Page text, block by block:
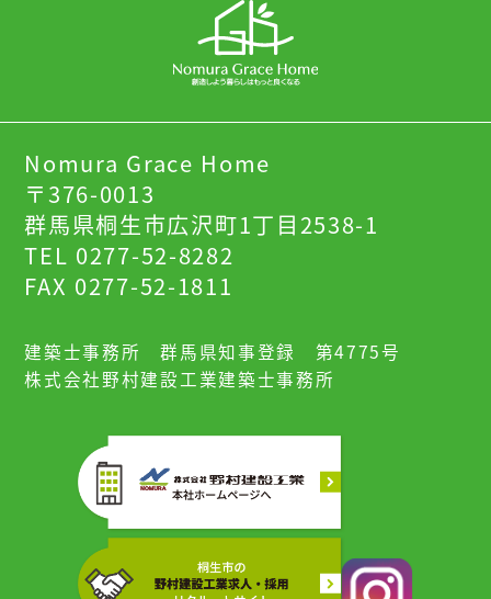
Nomura Grace Home
〒376-0013
群馬県桐生市広沢町1丁目2538-1
TEL 0277-52-8282
FAX 0277-52-1811
建築士事務所 群馬県知事登録 第4775号
株式会社野村建設工業建築士事務所